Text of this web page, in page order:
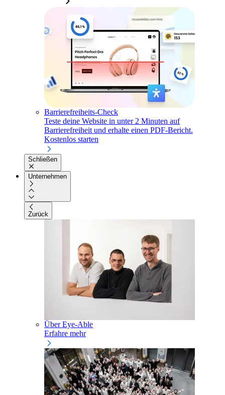
Barrierefreiheits-Check
Teste deine Website in unter 2 Minuten auf
Barrierefreiheit und erhalte einen PDF-Bericht.
Kostenlos starten
Schließen
Unternehmen
Zurück
Über Eye-Able
Erfahre mehr